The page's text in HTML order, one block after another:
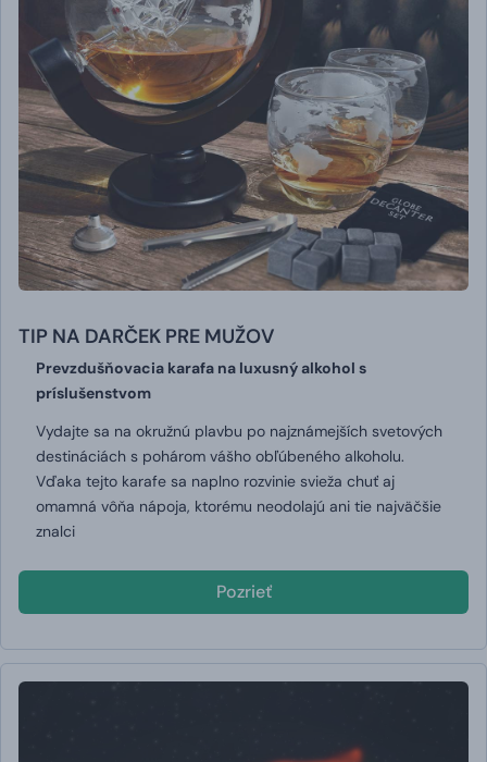
TIP NA DARČEK PRE MUŽOV
Prevzdušňovacia karafa na luxusný alkohol s
príslušenstvom
Vydajte sa na okružnú plavbu po najznámejších svetových
destináciách s pohárom vášho obľúbeného alkoholu.
Vďaka tejto karafe sa naplno rozvinie svieža chuť aj
omamná vôňa nápoja, ktorému neodolajú ani tie najväčšie
znalci
Pozrieť